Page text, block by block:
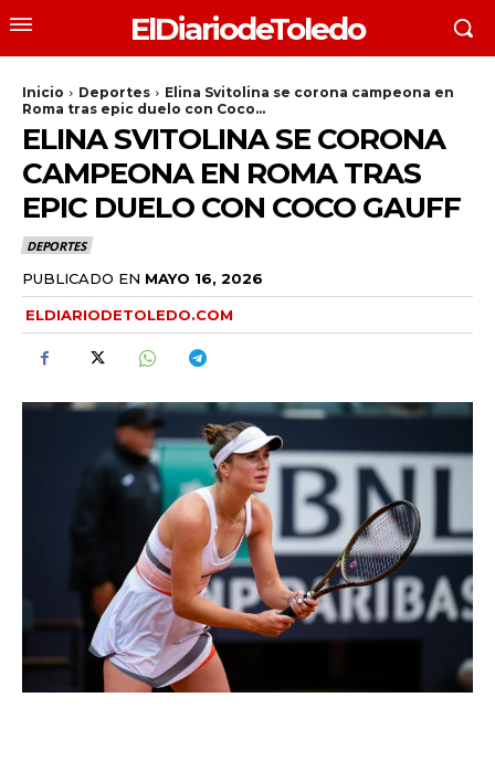
ElDiariodeToledo
Inicio Deportes
Elina Svitolina se corona campeona en
Roma tras epic duelo con Coco...
ELINA SVITOLINA SE CORONA
CAMPEONA EN ROMA TRAS
EPIC DUELO CON COCO GAUFF
DEPORTES
PUBLICADO EN MAYO 16, 2026
ELDIARIODETOLEDO.COM